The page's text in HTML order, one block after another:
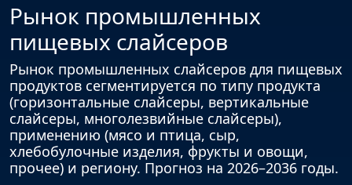
Рынок промышленных
пищевых слайсеров
Рынок промышленных слайсеров для пищевых
продуктов сегментируется по типу продукта
(горизонтальные слайсеры, вертикальные
слайсеры, многолезвийные слайсеры),
применению (мясо и птица, сыр,
хлебобулочные изделия, фрукты и овощи,
прочее) и региону. Прогноз на 2026–2036 годы.